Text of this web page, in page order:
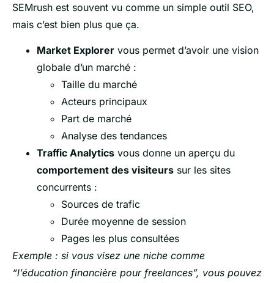
SEMrush est souvent vu comme un simple outil SEO,
mais c’est bien plus que ça.
Market Explorer vous permet d’avoir une vision
globale d’un marché :
Taille du marché
Acteurs principaux
Part de marché
Analyse des tendances
Traffic Analytics vous donne un aperçu du
comportement des visiteurs sur les sites
concurrents :
Sources de trafic
Durée moyenne de session
Pages les plus consultées
Exemple : si vous visez une niche comme
“l’éducation financière pour freelances”, vous pouvez